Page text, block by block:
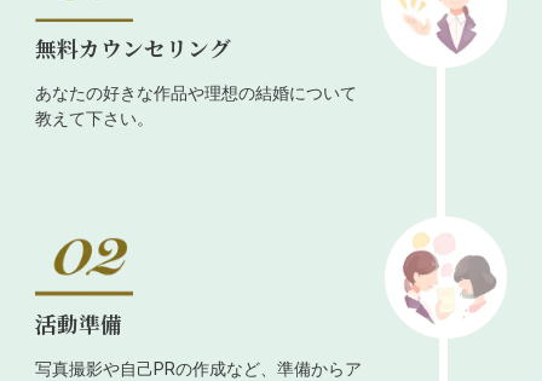
無料カウンセリング
あなたの好きな作品や理想の結婚について
教えて下さい。
活動準備
写真撮影や自己PRの作成など、準備からア